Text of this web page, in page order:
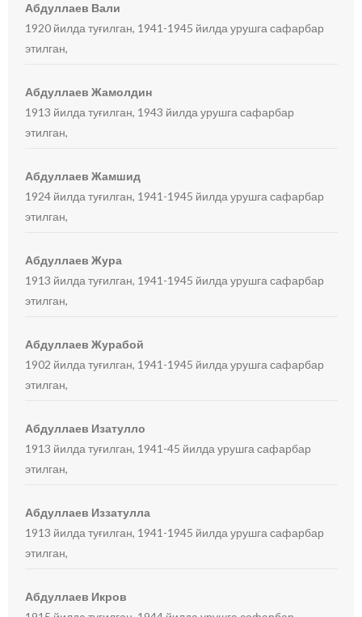
Абдуллаев Вали
1920 йилда туғилган, 1941-1945 йилда урушга сафарбар
этилган,
Абдуллаев Жамолдин
1913 йилда туғилган, 1943 йилда урушга сафарбар
этилган,
Абдуллаев Жамшид
1924 йилда туғилган, 1941-1945 йилда урушга сафарбар
этилган,
Абдуллаев Жура
1913 йилда туғилган, 1941-1945 йилда урушга сафарбар
этилган,
Абдуллаев Журабой
1902 йилда туғилган, 1941-1945 йилда урушга сафарбар
этилган,
Абдуллаев Изатулло
1913 йилда туғилган, 1941-45 йилда урушга сафарбар
этилган,
Абдуллаев Иззатулла
1913 йилда туғилган, 1941-1945 йилда урушга сафарбар
этилган,
Абдуллаев Икров